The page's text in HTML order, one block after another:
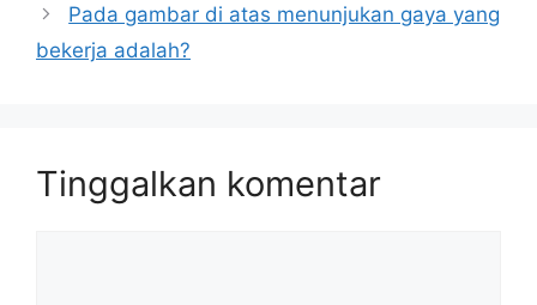
Pada gambar di atas menunjukan gaya yang
bekerja adalah?
Tinggalkan komentar